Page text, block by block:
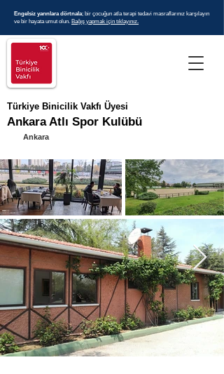
Engelsiz yarınlara dörtnala; bir çocuğun atla terapi tedavi masraflarınız karşılayın
ve bir hayata umut olun. Bağış yapmak için tıklayınız.
Türkiye Binicilik Vakfı Üyesi​
Ankara Atlı Spor Kulübü
Ankara